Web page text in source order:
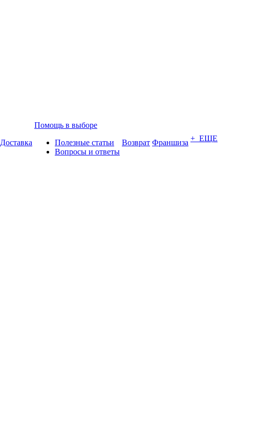
Доставка
Помощь в выборе
Полезные статьи
Вопросы и ответы
Возврат Франшиза + ЕЩЕ